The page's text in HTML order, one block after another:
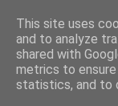
This site uses
and to analyze
shared with
metrics to
statistics, and to